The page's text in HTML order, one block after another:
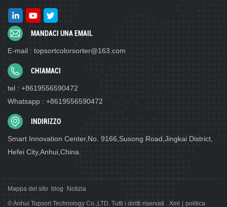
MANDACI UNA EMAIL
E-mail : topsortcolorsorter@163.com
CHIAMACI
tel : +8619556590472
Whatsapp : +8619556590472
INDIRIZZO
Smart Innovation Center,No. 9166,Susong Road,Jingkai District,
Hefei City,Anhui,China.
Mappa del sito blog Notizia
© Anhui Topsort Technology Co.,LTD. Tutti i diritti riservati . Xml politica